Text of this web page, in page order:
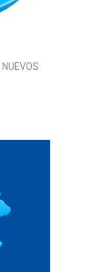
NUEVOS